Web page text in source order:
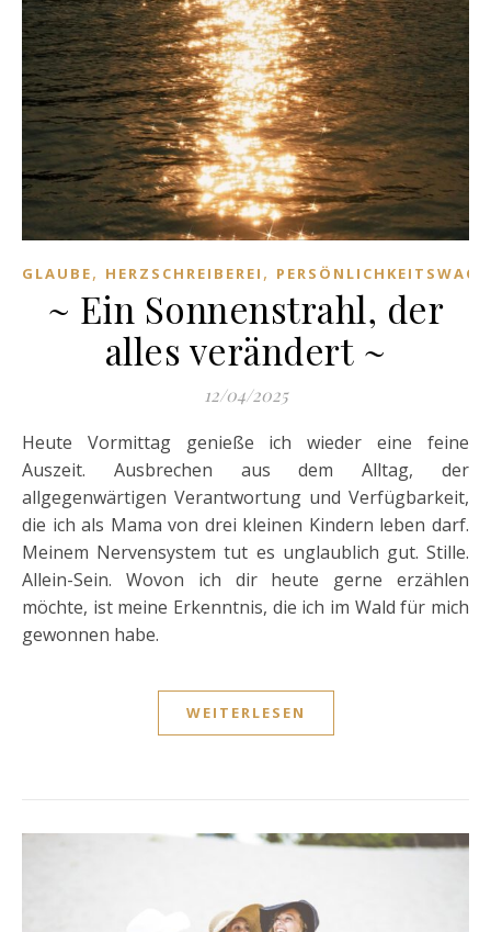
GLAUBE, HERZSCHREIBEREI ,
~ Ein Sonnenstrahl, der
alles verändert ~
12/04/2025
Heute Vormittag genieße ich wieder eine feine
Auszeit. Ausbrechen aus dem Alltag, der
allgegenwärtigen Verantwortung und Verfügbarkeit,
die ich als Mama von drei kleinen Kindern leben darf.
Meinem Nervensystem tut es unglaublich gut. Stille.
Allein-Sein. Wovon ich dir heute gerne erzählen
möchte, ist meine Erkenntnis, die ich im Wald für mich
gewonnen habe.
WEITERLESEN